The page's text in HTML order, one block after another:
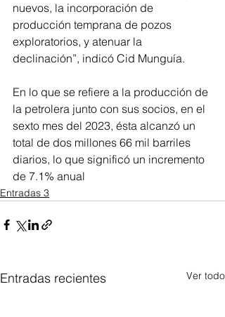
nuevos, la incorporación de
producción temprana de pozos
exploratorios, y atenuar la
declinación”, indicó Cid Munguía.
En lo que se refiere a la producción de
la petrolera junto con sus socios, en el
sexto mes del 2023, ésta alcanzó un
total de dos millones 66 mil barriles
diarios, lo que significó un incremento
de 7.1% anual
Entradas 3
Entradas recientes Ver todo